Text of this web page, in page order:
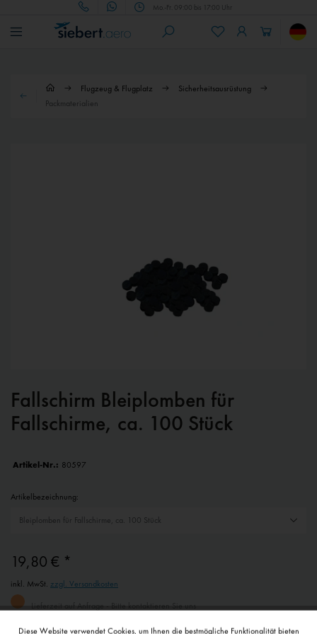
Mo.-Fr. 09:00 bis 17:00 Uhr
Flugzeug & Flugplatz
Sicherheitsausrüstung
Packmaterialien
Fallschirm Bleiplomben für
Fallschirme, ca. 100 Stück
Artikel-Nr.: 80597
Artikelbezeichnung:
19,80 € *
inkl. MwSt. zzgl. Versandkosten
Lieferzeit auf Anfrage - Bitte kontaktieren Sie uns
Diese Website verwendet Cookies, um Ihnen die bestmögliche Funktionalität bieten